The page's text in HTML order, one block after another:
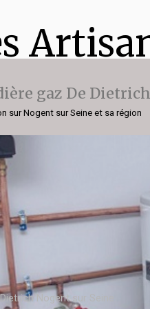
gaz De Dietrich
sur Nogent sur Seine et sa région
Nogent sur Seine